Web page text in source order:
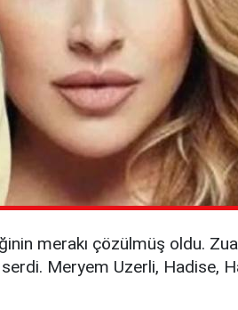
merakı çözülmüş oldu.
Meryem Uzerli, Hadise,